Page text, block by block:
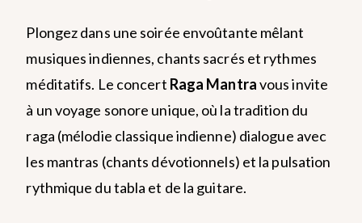
Plongez dans une soirée envoûtante mêlant
musiques indiennes, chants sacrés et rythmes
méditatifs. Le concert Raga Mantravous invite
à un voyage sonore unique, où la tradition du
raga (mélodie classique indienne) dialogue avec
les mantras (chants dévotionnels) et la pulsation
rythmique du tabla et de la guitare.